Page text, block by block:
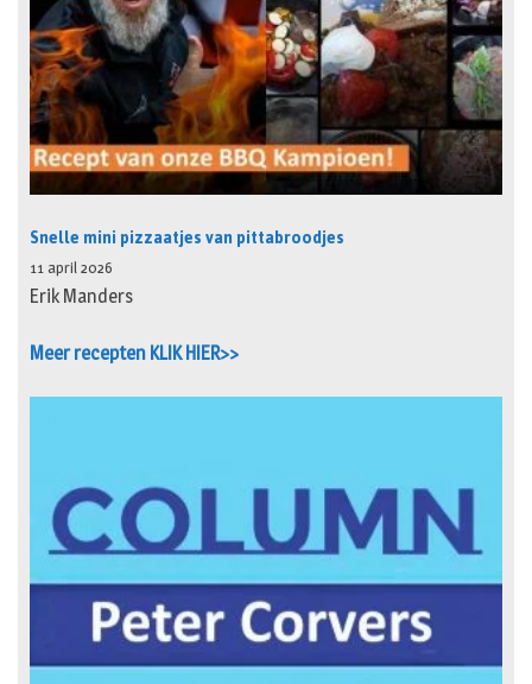
Snelle mini pizzaatjes van pittabroodjes
11 april 2026
Erik Manders
Meer recepten KLIK HIER>>